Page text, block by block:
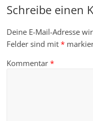
Schreibe einen
Deine E-Mail-Adresse
Felder sind mit*
Kommentar*